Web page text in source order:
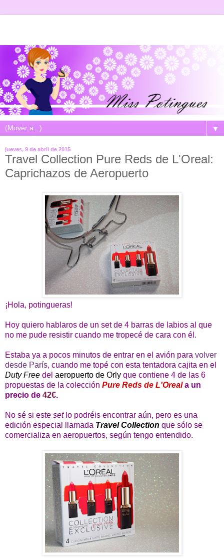
▼
jueves, 9 de abril de 2015
Travel Collection Pure Reds de L'Oreal:
Caprichazos de Aeropuerto
¡Hola, potingueras!
Hoy quiero hablaros de un set de 4 barras de labios al que
no me pude resistir cuando me tropecé de cara con él.
Estaba ya a pocos minutos de entrar en el avión para volver
desde París, cuando me topé con esta tentadora cajita en el
Duty Free del aeropuerto de Orly que contiene 4 de las 6
propuestas de la colección Pure Reds de L'Oreala un
precio de 42€.
No sé si este setlo podréis encontrar aún, pero es una
edición especial llamada Travel Collection que sólo se
comercializa en aeropuertos, según tengo entendido.